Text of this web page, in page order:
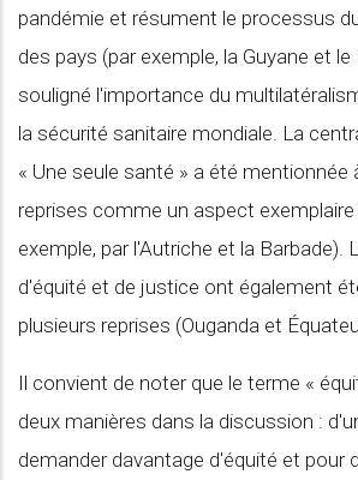
pandémie et résument le processus
des pays (par exemple, la Guyane et le
souligné l'importance du
la sécurité sanitaire mondiale. La
« Une seule santé » a été mentionnée
reprises comme un aspect
exemple, par l'Autriche et la Barbade).
d'équité et de justice ont également
plusieurs reprises (Ouganda et
Il convient de noter que le terme «
deux manières dans la discussion :
demander davantage d'équité et pour